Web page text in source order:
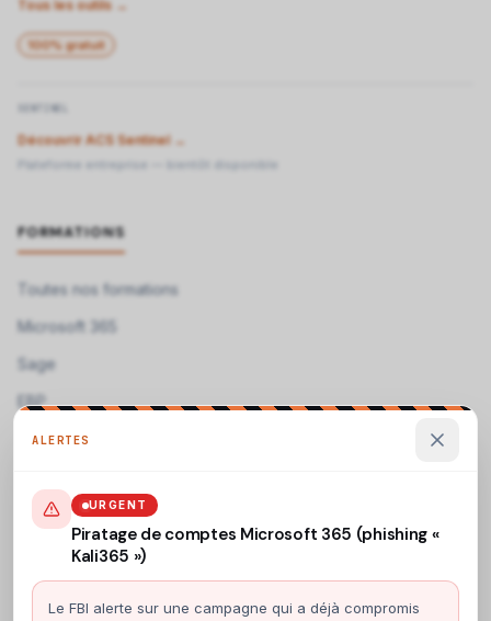
ALERTES
URGENT
Piratage de comptes Microsoft 365 (phishing «
Kali365 »)
Le FBI alerte sur une campagne qui a déjà compromis
Tous les outils →
100% gratuit
SENTINEL
Découvrir ACS Sentinel →
Plateforme entreprise — bientôt disponible
FORMATIONS
Toutes nos formations
Microsoft 365
Sage
EBP
Programmes de formation téléchargeables
CONTACT
ACS Informatique